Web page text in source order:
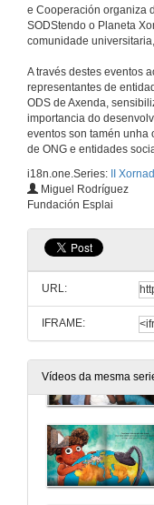
e Cooperación organiza
SODStendo o Planeta
comunidade
A través destes eventos
representantes de
ODS de Axenda,
importancia do
eventos son tamén unha
de ONG e entidades
i18n.one.Series:
II
Miguel Rodríguez
Fundación Esplai
URL:
IFRAME:
Vídeos da mesma